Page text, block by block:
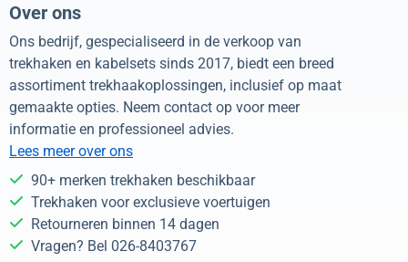
Over ons
Ons bedrijf, gespecialiseerd in de verkoop van
trekhaken en kabelsets sinds 2017, biedt een breed
assortiment trekhaakoplossingen, inclusief op maat
gemaakte opties. Neem contact op voor meer
informatie en professioneel advies.
Lees meer over ons
90+ merken trekhaken beschikbaar
Trekhaken voor exclusieve voertuigen
Retourneren binnen 14 dagen
Vragen? Bel 026-8403767